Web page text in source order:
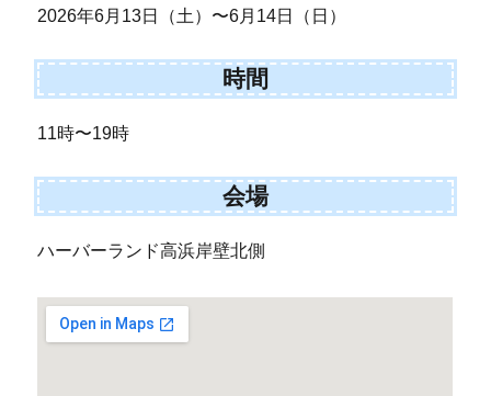
2026年6月13日（土）〜6月14日（日）
時間
11時〜19時
会場
ハーバーランド高浜岸壁北側